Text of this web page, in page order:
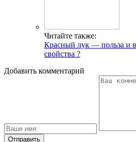
Читайте также:
Красный лук — польза и
свойства ?
Добавить комментарий